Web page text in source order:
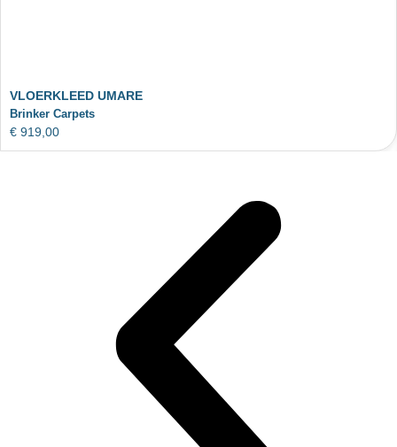
VLOERKLEED UMARE
Brinker Carpets
€ 919,00